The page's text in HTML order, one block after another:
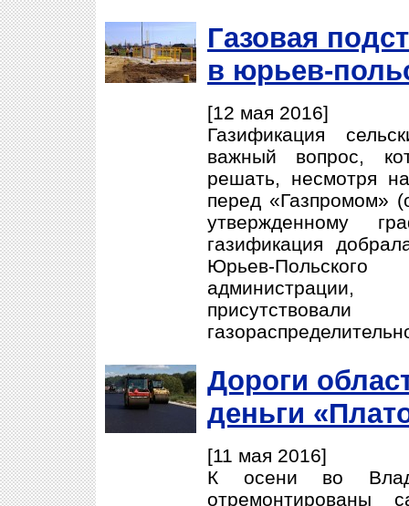
Газовая
в юрьев-
[12 мая 2016]
Газификация
важный вопрос,
решать, несмотря
перед «Газпромом»
утвержденному
газификация
Юрьев-
администрации,
Дороги
деньги
[11 мая 2016]
К осени во
отремонтированы